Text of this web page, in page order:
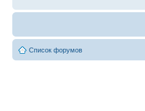
Список форумов